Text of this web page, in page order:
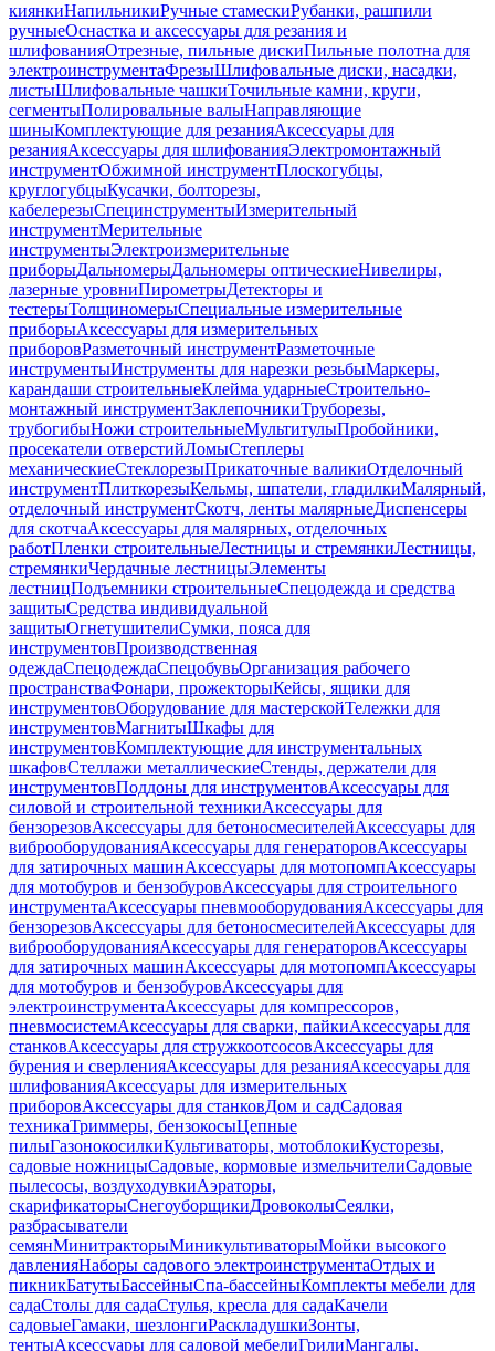
киянкиНапильникиРучные стамескиРубанки, рашпили
ручныеОснастка и аксессуары для резания и
шлифованияОтрезные, пильные дискиПильные полотна для
электроинструментаФрезыШлифовальные диски, насадки,
листыШлифовальные чашкиТочильные камни, круги,
сегментыПолировальные валыНаправляющие
шиныКомплектующие для резанияАксессуары для
резанияАксессуары для шлифованияЭлектромонтажный
инструментОбжимной инструментПлоскогубцы,
круглогубцыКусачки, болторезы,
кабелерезыСпецинструментыИзмерительный
инструментМерительные
инструментыЭлектроизмерительные
приборыДальномерыДальномеры оптическиеНивелиры,
лазерные уровниПирометрыДетекторы и
тестерыТолщиномерыСпециальные измерительные
приборыАксессуары для измерительных
приборовРазметочный инструментРазметочные
инструментыИнструменты для нарезки резьбыМаркеры,
карандаши строительныеКлейма ударныеСтроительно-
монтажный инструментЗаклепочникиТруборезы,
трубогибыНожи строительныеМультитулыПробойники,
просекатели отверстийЛомыСтеплеры
механическиеСтеклорезыПрикаточные валикиОтделочный
инструментПлиткорезыКельмы, шпатели, гладилкиМалярный,
отделочный инструментСкотч, ленты малярныеДиспенсеры
для скотчаАксессуары для малярных, отделочных
работПленки строительныеЛестницы и стремянкиЛестницы,
стремянкиЧердачные лестницыЭлементы
лестницПодъемники строительныеСпецодежда и средства
защитыСредства индивидуальной
защитыОгнетушителиСумки, пояса для
инструментовПроизводственная
одеждаСпецодеждаСпецобувьОрганизация рабочего
пространстваФонари, прожекторыКейсы, ящики для
инструментовОборудование для мастерскойТележки для
инструментовМагнитыШкафы для
инструментовКомплектующие для инструментальных
шкафовСтеллажи металлическиеСтенды, держатели для
инструментовПоддоны для инструментовАксессуары для
силовой и строительной техникиАксессуары для
бензорезовАксессуары для бетоносмесителейАксессуары для
виброоборудованияАксессуары для генераторовАксессуары
для затирочных машинАксессуары для мотопомпАксессуары
для мотобуров и бензобуровАксессуары для строительного
инструментаАксессуары пневмооборудованияАксессуары для
бензорезовАксессуары для бетоносмесителейАксессуары для
виброоборудованияАксессуары для генераторовАксессуары
для затирочных машинАксессуары для мотопомпАксессуары
для мотобуров и бензобуровАксессуары для
электроинструментаАксессуары для компрессоров,
пневмосистемАксессуары для сварки, пайкиАксессуары для
станковАксессуары для стружкоотсосовАксессуары для
бурения и сверленияАксессуары для резанияАксессуары для
шлифованияАксессуары для измерительных
приборовАксессуары для станковДом и садСадовая
техникаТриммеры, бензокосыЦепные
пилыГазонокосилкиКультиваторы, мотоблокиКусторезы,
садовые ножницыСадовые, кормовые измельчителиСадовые
пылесосы, воздуходувкиАэраторы,
скарификаторыСнегоуборщикиДровоколыСеялки,
разбрасыватели
семянМинитракторыМиникультиваторыМойки высокого
давленияНаборы садового электроинструментаОтдых и
пикникБатутыБассейныСпа-бассейныКомплекты мебели для
садаСтолы для садаСтулья, кресла для садаКачели
садовыеГамаки, шезлонгиРаскладушкиЗонты,
тентыАксессуары для садовой мебелиГрилиМангалы,